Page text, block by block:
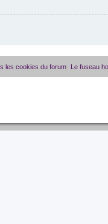
Le fuseau
les cookies du forum